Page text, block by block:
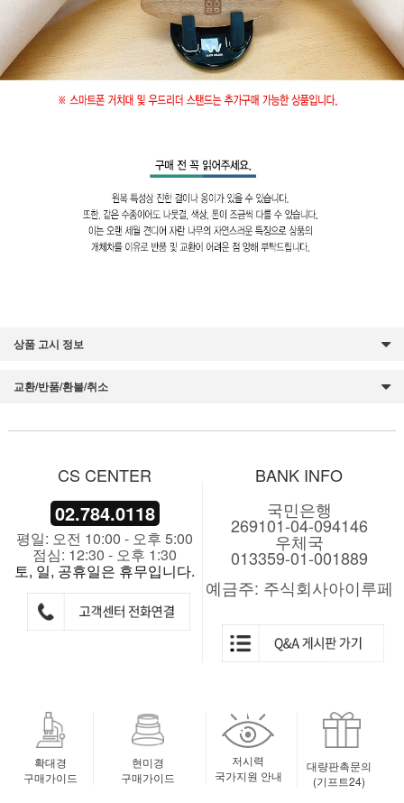
상품 고시 정보
교환/반품/환불/취소
CS CENTER
02.784.0118
평일: 오전 10:00 - 오후 5:00
점심: 12:30 - 오후 1:30
토, 일, 공휴일은 휴무입니다.
BANK INFO
국민은행
269101-04-094146
우체국
013359-01-001889
예금주: 주식회사아이루페
확대경
구매가이드
현미경
구매가이드
저시력
국가지원 안내
대량판촉문의
(기프트24)